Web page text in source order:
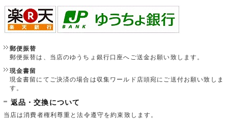
郵便振替
郵便振替は、当店のゆうちょ銀行口座へご送金お願い致します。
現金書留
現金書留にてご決済の場合は収集ワールド店頭宛にご送付お願い致しま
す。
返品・交換について
当店は消費者権利尊重と法令遵守を約束致します。